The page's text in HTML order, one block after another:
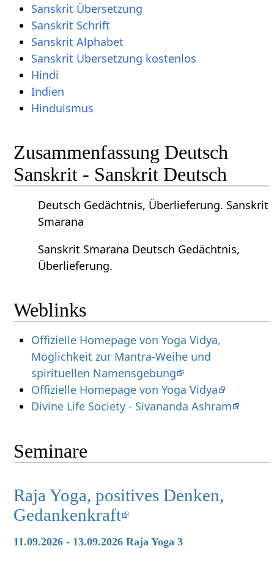
Sanskrit Übersetzung
Sanskrit Schrift
Sanskrit Alphabet
Sanskrit Übersetzung kostenlos
Hindi
Indien
Hinduismus
Zusammenfassung Deutsch
Sanskrit - Sanskrit Deutsch
Deutsch Gedächtnis, Überlieferung. Sanskrit
Smarana
Sanskrit Smarana Deutsch Gedächtnis,
Überlieferung.
Weblinks
Offizielle Homepage von Yoga Vidya,
Möglichkeit zur Mantra-Weihe und
spirituellen Namensgebung
Offizielle Homepage von Yoga Vidya
Divine Life Society - Sivananda Ashram
Seminare
Raja Yoga, positives Denken,
Gedankenkraft
11.09.2026 - 13.09.2026 Raja Yoga 3